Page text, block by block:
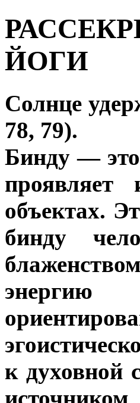
ЙОГИ
Солнце
78, 79).
Бинду — это
объектах.
бинду
к духовной